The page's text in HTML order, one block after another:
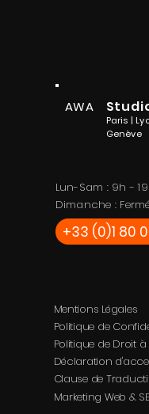
AWA
Paris |
Genève
Lun-Sam : 9h -
Dimanche : Fermé
+33 (0)1 80
Mentions Légales
Politique de
Politique de Droit
Déclaration
Clause de
Marketing Web &